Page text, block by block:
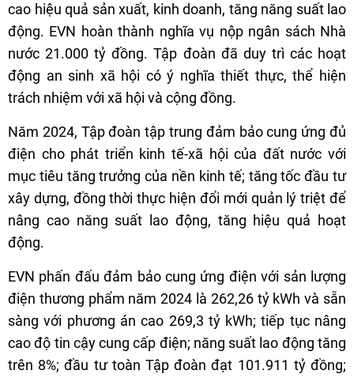
cao hiệu quả sản xuất, kinh doanh, tăng năng suất lao
động. EVN hoàn thành nghĩa vụ nộp ngân sách Nhà
nước 21.000 tỷ đồng. Tập đoàn đã duy trì các hoạt
động an sinh xã hội có ý nghĩa thiết thực, thể hiện
trách nhiệm với xã hội và cộng đồng.
Năm 2024, Tập đoàn tập trung đảm bảo cung ứng đủ
điện cho phát triển kinh tế-xã hội của đất nước với
mục tiêu tăng trưởng của nền kinh tế; tăng tốc đầu tư
xây dựng, đồng thời thực hiện đổi mới quản lý triệt để
nâng cao năng suất lao động, tăng hiệu quả hoạt
động.
EVN phấn đấu đảm bảo cung ứng điện với sản lượng
điện thương phẩm năm 2024 là 262,26 tỷ kWh và sẵn
sàng với phương án cao 269,3 tỷ kWh; tiếp tục nâng
cao độ tin cậy cung cấp điện; năng suất lao động tăng
trên 8%; đầu tư toàn Tập đoàn đạt 101.911 tỷ đồng;